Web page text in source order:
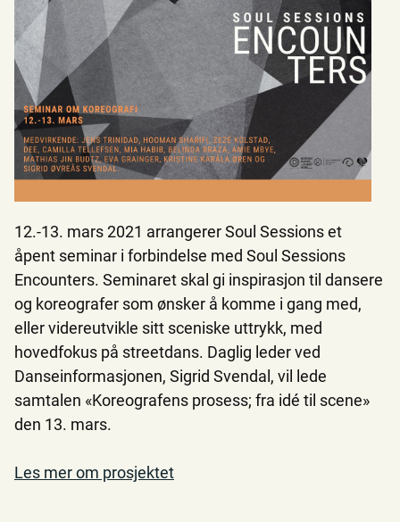
12.-13. mars 2021 arrangerer Soul Sessions et
åpent seminar i forbindelse med Soul Sessions
Encounters. Seminaret skal gi inspirasjon til dansere
og koreografer som ønsker å komme i gang med,
eller videreutvikle sitt sceniske uttrykk, med
hovedfokus på streetdans. Daglig leder ved
Danseinformasjonen, Sigrid Svendal, vil lede
samtalen «Koreografens prosess; fra idé til scene»
den 13. mars.
Les mer om prosjektet